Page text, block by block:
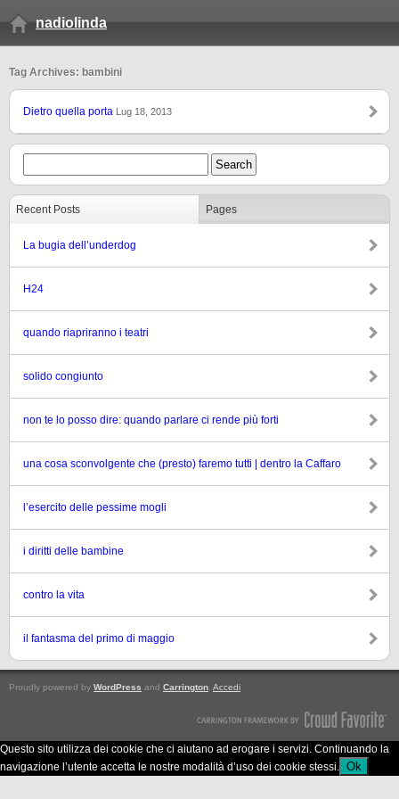
nadiolinda
Tag Archives: bambini
Dietro quella porta Lug 18, 2013
Recent Posts Pages
La bugia dell’underdog
H24
quando riapriranno i teatri
solido congiunto
non te lo posso dire: quando parlare ci rende più forti
una cosa sconvolgente che (presto) faremo tutti | dentro la Caffaro
l’esercito delle pessime mogli
i diritti delle bambine
contro la vita
il fantasma del primo di maggio
Proudly powered by WordPress and Carrington Accedi
Questo sito utilizza dei cookie che ci aiutano ad erogare i servizi. Continuando la
navigazione l’utente accetta le nostre modalità d’uso dei cookie stessi. Ok